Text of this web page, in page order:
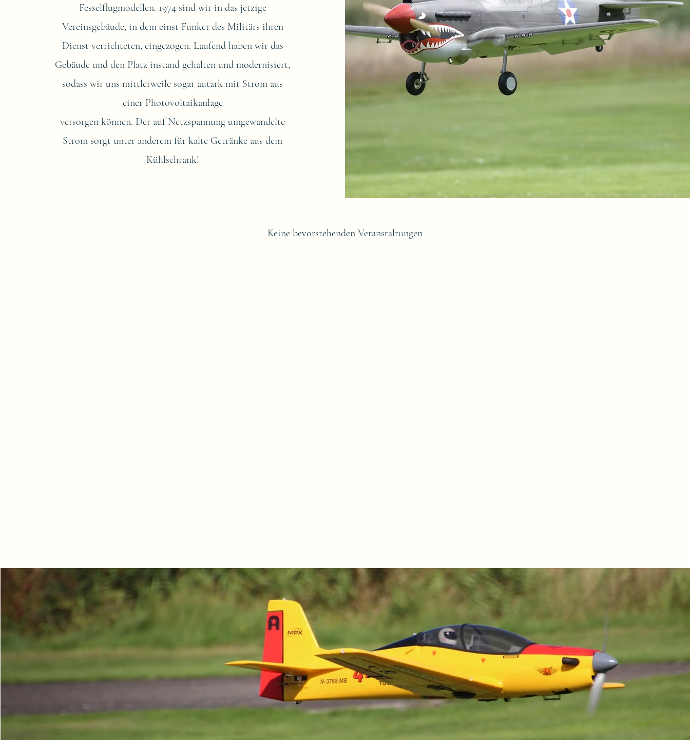
Fesselflugmodellen. 1974 sind wir in das jetzige
Vereinsgebäude, in dem einst Funker des Militärs ihren
Dienst verrichteten, eingezogen. Laufend haben wir das
Gebäude und den Platz instand gehalten und modernisiert,
sodass wir uns mittlerweile sogar autark mit Strom aus
einer Photovoltaikanlage
versorgen können. Der auf Netzspannung umgewandelte
Strom sorgt unter anderem für kalte Getränke aus dem
Kühlschrank!
Keine bevorstehenden Veranstaltungen